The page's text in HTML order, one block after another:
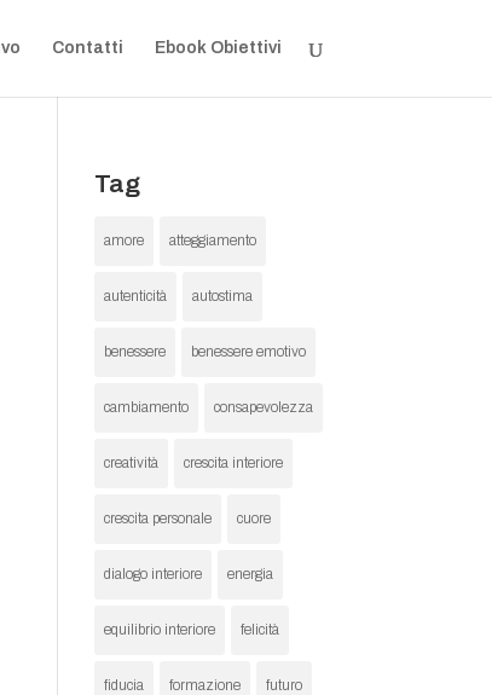
Contatti Ebook Obiettivi
Tag
amore atteggiamento
autenticità autostima
benessere benessere emotivo
cambiamento consapevolezza
creatività crescita interiore
crescita personale cuore
dialogo interiore energia
equilibrio interiore felicità
fiducia formazione futuro